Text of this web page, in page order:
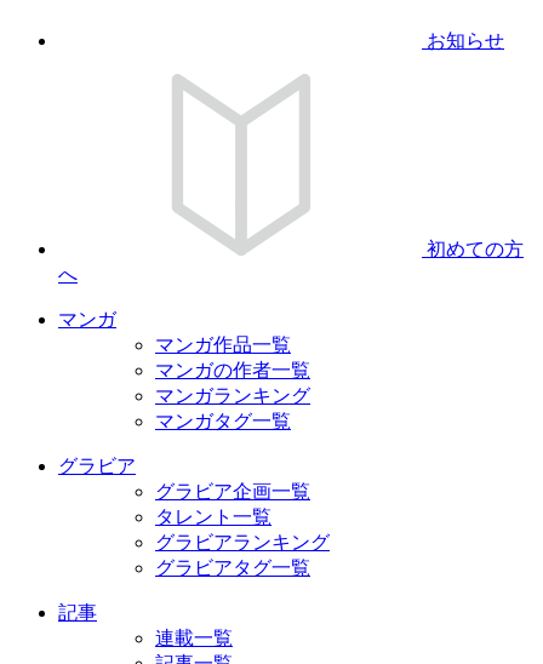
お知らせ
初めての方
へ
マンガ
マンガ作品一覧
マンガの作者一覧
マンガランキング
マンガタグ一覧
グラビア
グラビア企画一覧
タレント一覧
グラビアランキング
グラビアタグ一覧
記事
連載一覧